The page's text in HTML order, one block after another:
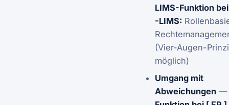
LIMS-Funktion
-LIMS:
(Vier-Augen-
möglich)
Umgang mit
Abweichungen—